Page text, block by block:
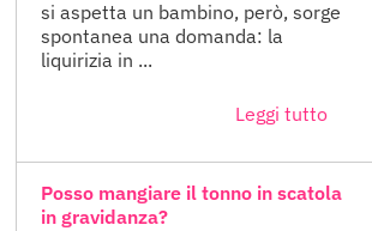
si aspetta un bambino, però, sorge
spontanea una domanda: la
liquirizia in ...
Leggi tutto
Posso mangiare il tonno in scatola
in gravidanza?